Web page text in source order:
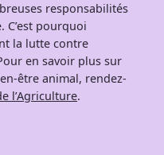
responsabilités
C’est pourquoi
la lutte contre
en savoir plus sur
être animal, rendez-
l’Agriculture.